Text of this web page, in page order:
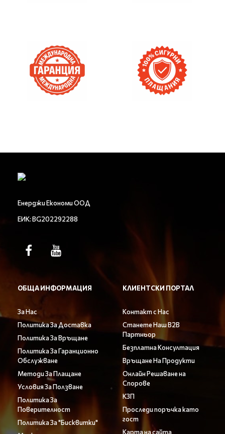
Енерджи Економи ООД
ЕИК: BG202292288
ОБЩА ИНФОРМАЦИЯ
За Нас
Политика За Доставка
Политика За Връщане
Политика За Гаранционно
Обслужване
Методи За Плащане
Условия За Ползване
Политика За
Поверителност
Политика За "Бисквитки"
КЛИЕНТСКИ ПОРТАЛ
Контакт с Нас
Станете Наш B2B
Партньор
Безплатна Консултация
Връщане На Продукти
Онлайн Решаване на
Спорове
КЗП
Проследи поръчка като
гост
Карта на сайта